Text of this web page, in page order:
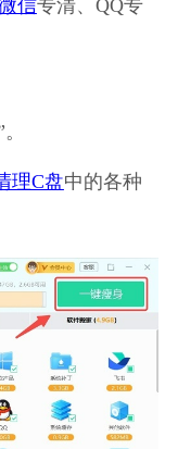
信专清、QQ专
理C盘中的各种